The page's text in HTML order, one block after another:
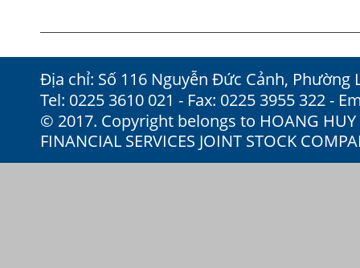
Địa chỉ: Số 116 Nguyễn Đức Cảnh, Phường
Tel: 0225 3610 021 - Fax: 0225 3955 322 -
© 2017. Copyright belongs to HOANG HUY
FINANCIAL SERVICES JOINT STOCK